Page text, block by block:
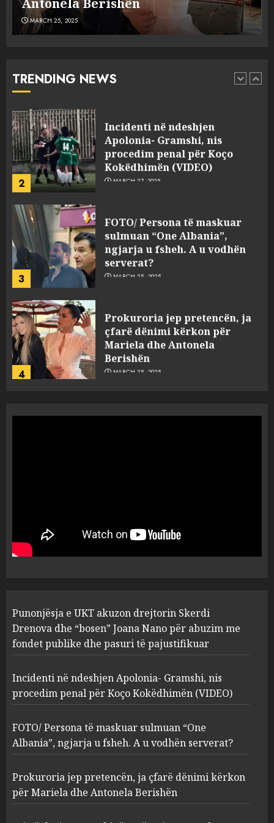
MARCH 25, 2025
TRENDING NEWS
1
Punonjësja e UKT akuzon
pasuri të pajustifikuar
2
Incidenti në ndeshjen
Apolonia- Gramshi, nis
procedim penal për Koço
Kokëdhimën (VIDEO)
MARCH 27, 2025
3
FOTO/ Persona të maskuar
sulmuan “One Albania”,
ngjarja u fsheh. A u vodhën
serverat?
MARCH 25, 2025
4
Prokuroria jep pretencën, ja
çfarë dënimi kërkon për
Mariela dhe Antonela
Berishën
MARCH 25, 2025
1
“bosen” Joana Nano për
abuzim me fondet publike dhe
pasuri të pajustifikuar
2
Apolonia- Gramshi, nis
procedim penal për Koço
Kokëdhimën (VIDEO)
MARCH 27, 2025
3
FOTO/ Persona të maskuar
sulmuan “One Albania”,
ngjarja u fsheh. A u vodhën
serverat?
MARCH 25, 2025
Prokuroria jep pretencën, ja
çfarë dënimi kërkon për
Punonjësja e UKT akuzon drejtorin Skerdi
Drenova dhe “bosen” Joana Nano për abuzim me
fondet publike dhe pasuri të pajustifikuar
Incidenti në ndeshjen Apolonia- Gramshi, nis
procedim penal për Koço Kokëdhimën (VIDEO)
FOTO/ Persona të maskuar sulmuan “One
Albania”, ngjarja u fsheh. A u vodhën serverat?
Prokuroria jep pretencën, ja çfarë dënimi kërkon
për Mariela dhe Antonela Berishën